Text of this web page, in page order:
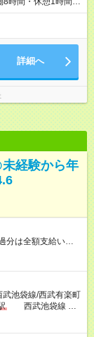
詳細へ
未経験から年
は全額支給いたし
業時間 30時間／月
＋各種手当 ※経験
まれています。超
は始業前も含め、
池袋線/西武有楽町
西武池袋線 桜